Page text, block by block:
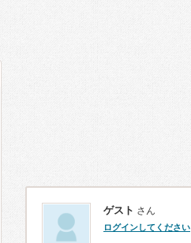
ゲスト さん
ログインしてください